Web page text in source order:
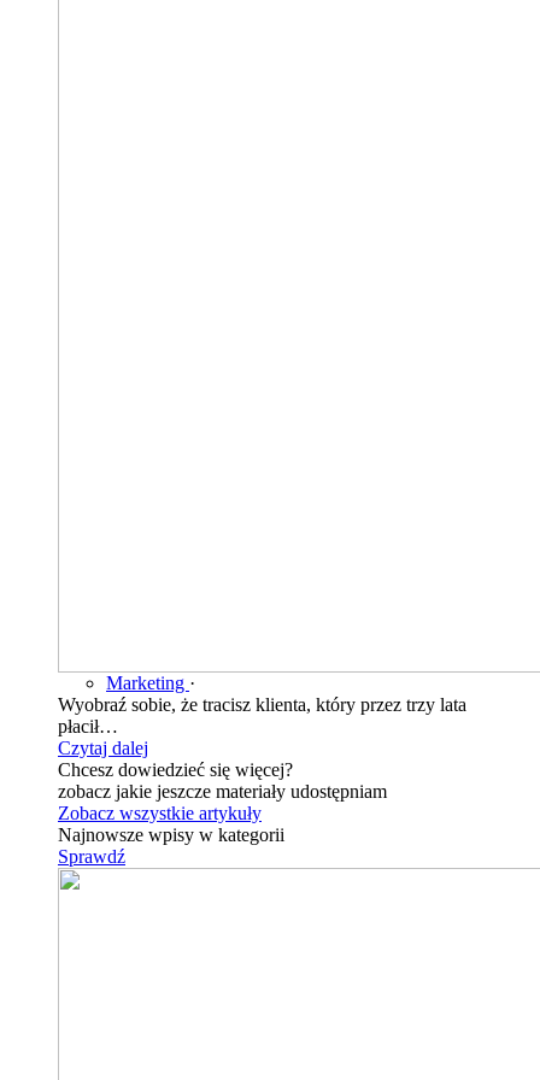
Marketing ·
Wyobraź sobie, że tracisz klienta, który przez trzy lata
płacił…
Czytaj dalej
Chcesz dowiedzieć się więcej?
zobacz jakie jeszcze materiały udostępniam
Zobacz wszystkie artykuły
Najnowsze wpisy w kategorii
Sprawdź